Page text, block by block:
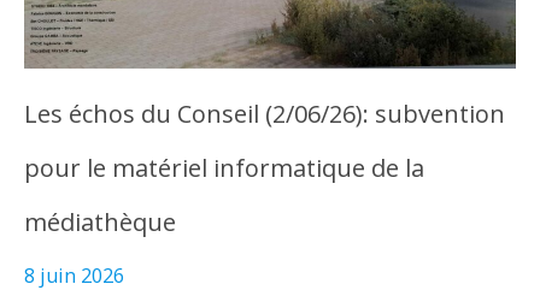
Les échos du Conseil (2/06/26): subvention
pour le matériel informatique de la
médiathèque
8 juin 2026